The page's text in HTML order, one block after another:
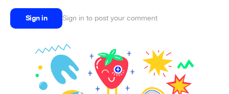
Sign in Sign in to post your comment